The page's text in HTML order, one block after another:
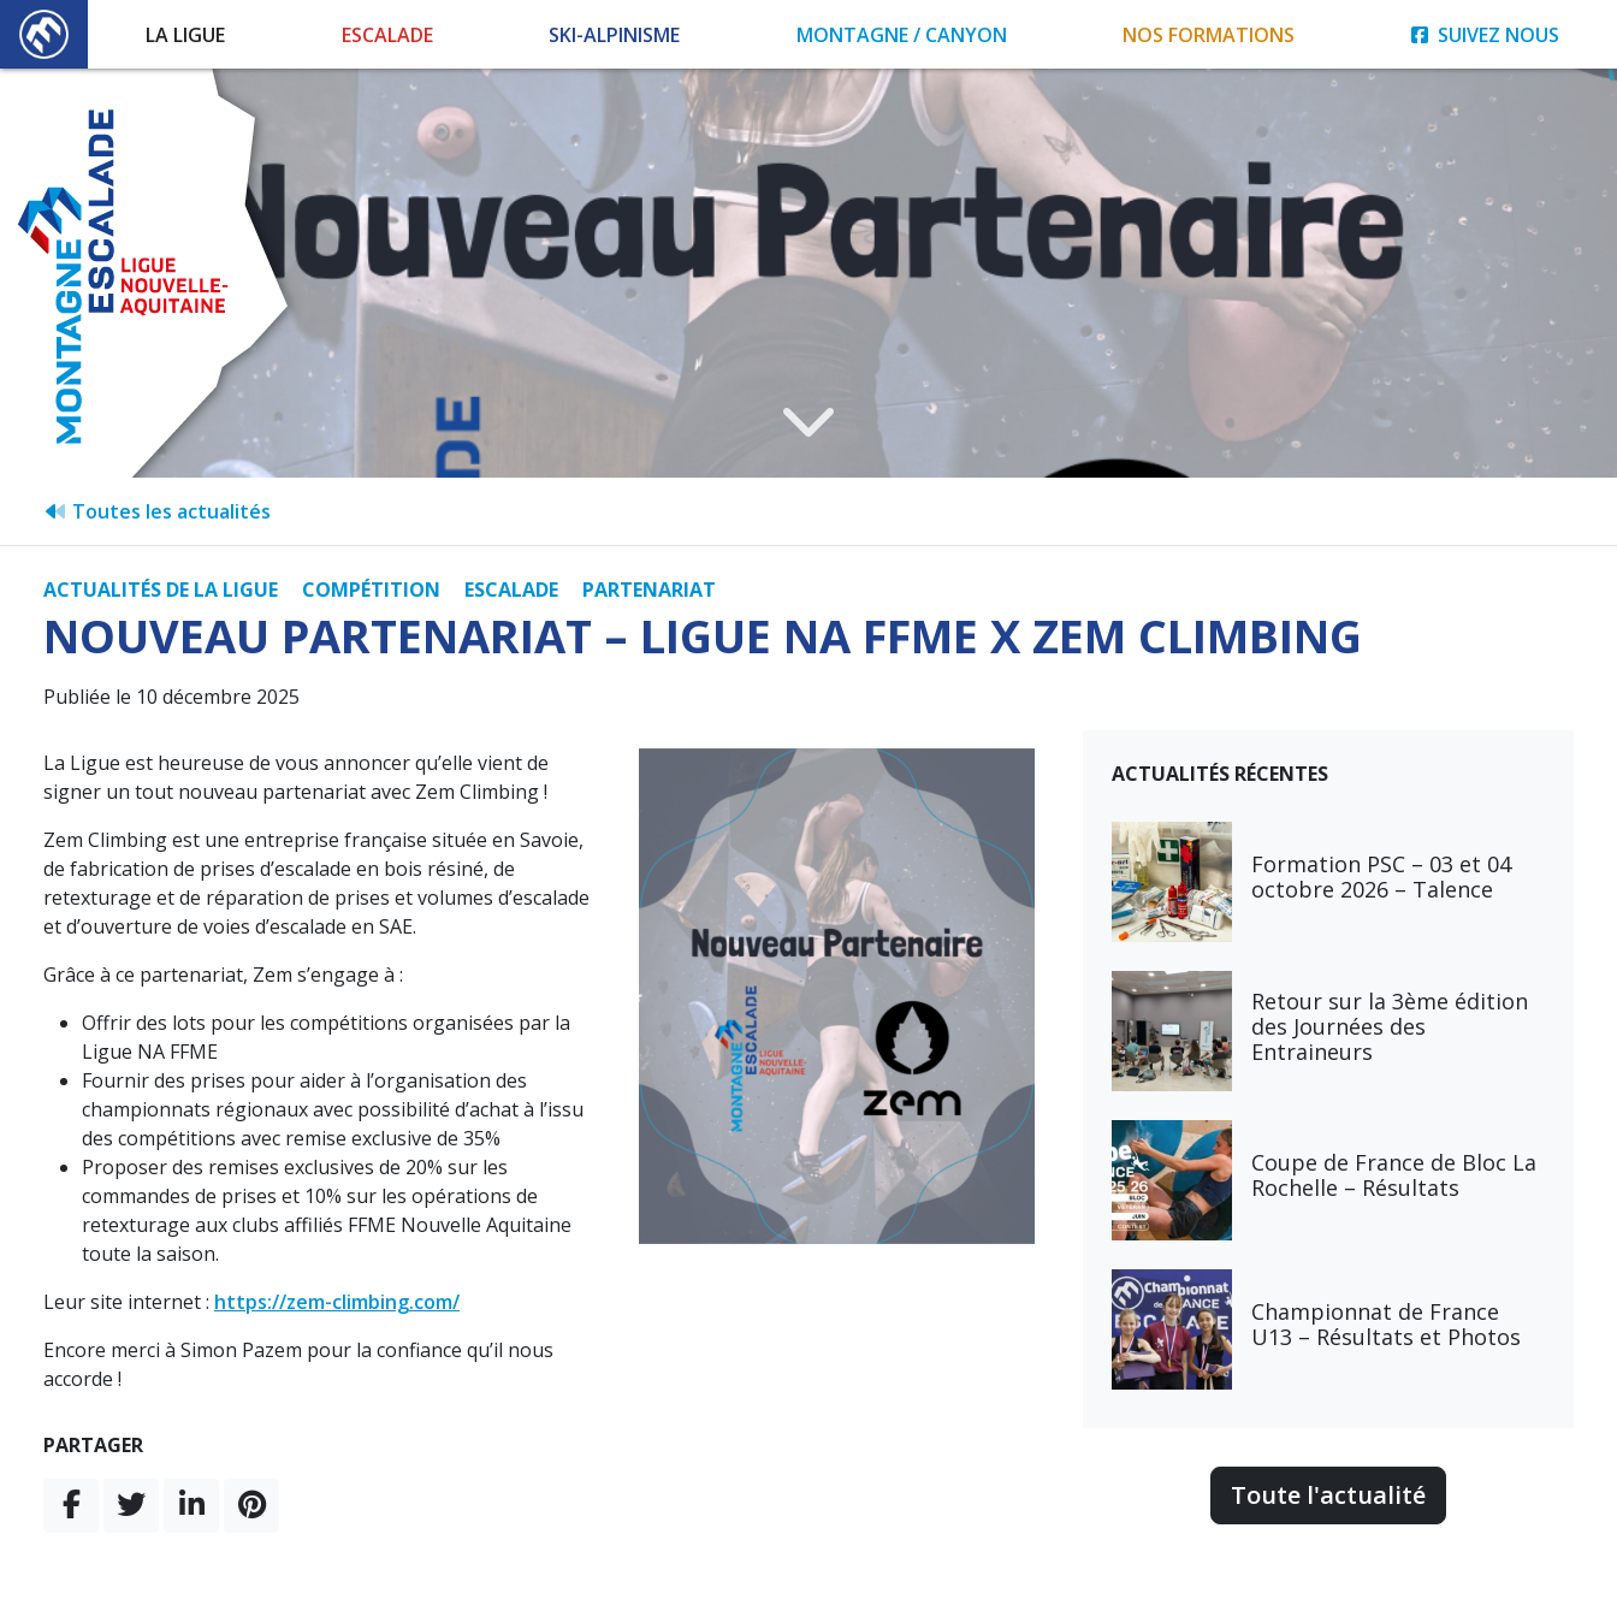
LA LIGUE ESCALADE SKI-ALPINISME MONTAGNE / CANYON NOS FORMATIONS SUIVEZ NOUS
Toutes les actualités
ACTUALITÉS DE LA LIGUE COMPÉTITION ESCALADE PARTENARIAT
NOUVEAU PARTENARIAT – LIGUE NA FFME X ZEM CLIMBING
Publiée le 10 décembre 2025
La Ligue est heureuse de vous annoncer qu’elle vient de
signer un tout nouveau partenariat avec Zem Climbing !
Zem Climbing est une entreprise française située en Savoie,
de fabrication de prises d’escalade en bois résiné, de
retexturage et de réparation de prises et volumes d’escalade
et d’ouverture de voies d’escalade en SAE.
Grâce à ce partenariat, Zem s’engage à :
Offrir des lots pour les compétitions organisées par la
Ligue NA FFME
Fournir des prises pour aider à l’organisation des
championnats régionaux avec possibilité d’achat à l’issu
des compétitions avec remise exclusive de 35%
Proposer des remises exclusives de 20% sur les
commandes de prises et 10% sur les opérations de
retexturage aux clubs affiliés FFME Nouvelle Aquitaine
toute la saison.
Leur site internet : https://zem-climbing.com/
Encore merci à Simon Pazem pour la confiance qu’il nous
accorde !
PARTAGER
ACTUALITÉS RÉCENTES
Formation PSC – 03 et 04
octobre 2026 – Talence
Retour sur la 3ème édition
des Journées des
Entraineurs
Coupe de France de Bloc La
Rochelle – Résultats
Championnat de France
U13 – Résultats et Photos
Toute l'actualité